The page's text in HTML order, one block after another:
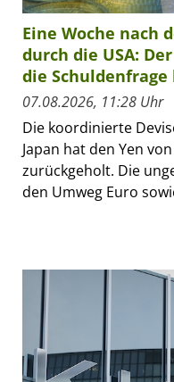
Eine Woche nach
durch die USA:
die
07.08.2026, 11:28 Uhr
Die koordinierte
Japan hat den Yen
zurückgeholt. Die
den Umweg Euro